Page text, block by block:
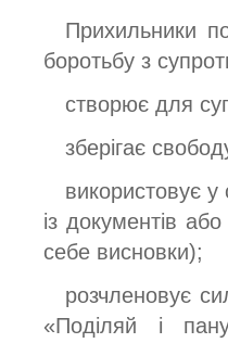
Прихильники
боротьбу з
створює для
зберігає
використовує
із документів
себе висновки);
розчленовує
«Поділяй і